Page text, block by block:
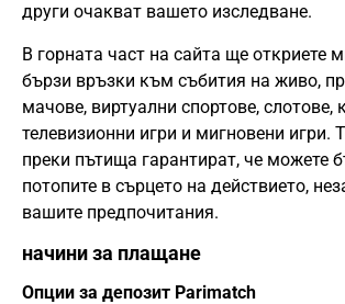
други очакват вашето изследване.
В горната част на сайта ще откриете
бързи връзки към събития на живо,
мачове, виртуални спортове, слотове,
телевизионни игри и мигновени игри.
преки пътища гарантират, че можете
потопите в сърцето на действието,
вашите предпочитания.
начини за плащане
Опции за депозит Parimatch